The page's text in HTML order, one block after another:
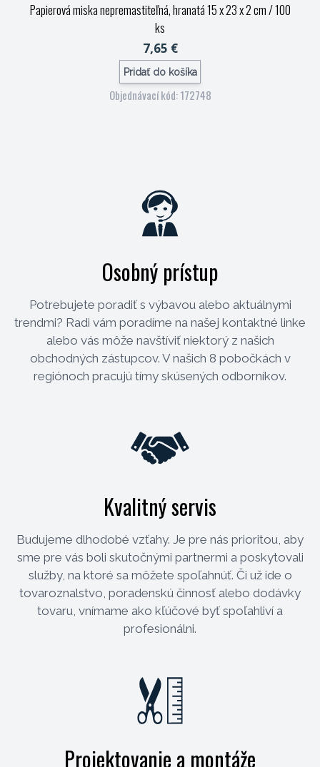
Papierová miska nepremastiteľná, hranatá 15 x 23 x 2 cm / 100
ks
7,65 €
Pridať do košíka
Objednávací kód: 172748
Osobný prístup
Potrebujete poradiť s výbavou alebo aktuálnymi
trendmi? Radi vám poradíme na našej kontaktné linke
alebo vás môže navštíviť niektorý z našich
obchodných zástupcov. V našich 8 pobočkách v
regiónoch pracujú tímy skúsených odborníkov.
Kvalitný servis
Budujeme dlhodobé vzťahy. Je pre nás prioritou, aby
sme pre vás boli skutočnými partnermi a poskytovali
služby, na ktoré sa môžete spoľahnúť. Či už ide o
tovaroznalstvo, poradenskú činnosť alebo dodávky
tovaru, vnímame ako kľúčové byť spoľahliví a
profesionálni.
Projektovanie a montáže